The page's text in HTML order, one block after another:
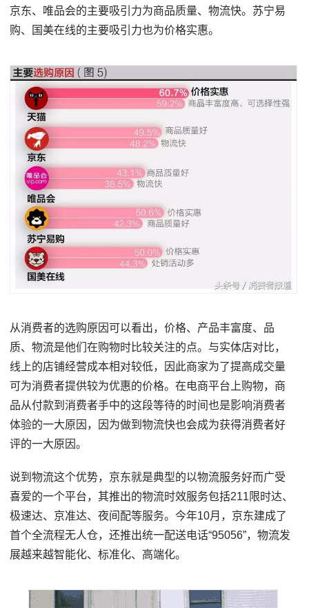
京东、唯品会的主要吸引力为商品质量、物流快。苏宁易
购、国美在线的主要吸引力也为价格实惠。
从消费者的选购原因可以看出，价格、产品丰富度、品
质、物流是他们在购物时比较关注的点。与实体店对比，
线上的店铺经营成本相对较低，因此商家为了提高成交量
可为消费者提供较为优惠的价格。在电商平台上购物，商
品从付款到消费者手中的这段等待的时间也是影响消费者
体验的一大原因，因为做到物流快也会成为获得消费者好
评的一大原因。
说到物流这个优势，京东就是典型的以物流服务好而广受
喜爱的一个平台，其推出的物流时效服务包括211限时达、
极速达、京准达、夜间配等服务。今年10月，京东建成了
首个全流程无人仓，还推出统一配送电话“95056”，物流发
展越来越智能化、标准化、高端化。